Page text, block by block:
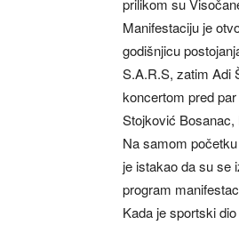
prilikom su
Manifestaciju je
godišnjicu
S.A.R.S, zatim Adi
koncertom pred
Stojković Bosanac,
Na samom
je istakao da su se
program
Kada je sportski